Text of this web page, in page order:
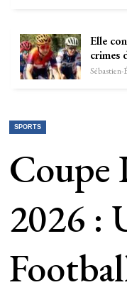
Elle
crimes
SPORTS
Coupe
2026 :